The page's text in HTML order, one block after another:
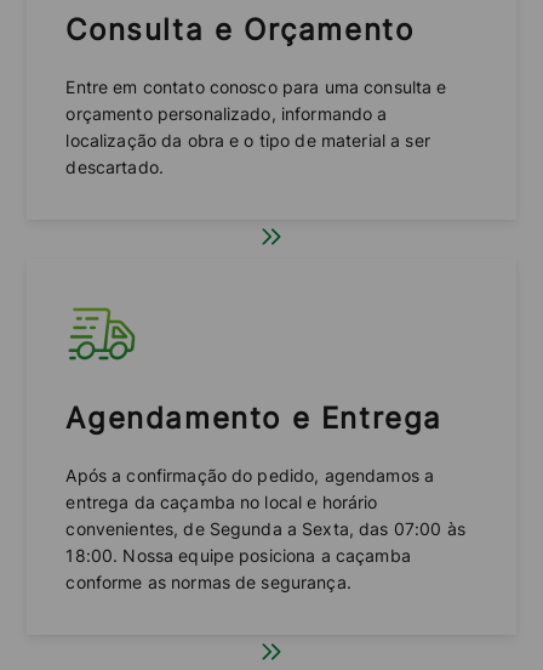
Consulta e Orçamento
Entre em contato conosco para uma consulta e
orçamento personalizado, informando a
localização da obra e o tipo de material a ser
descartado.
Agendamento e Entrega
Após a confirmação do pedido, agendamos a
entrega da caçamba no local e horário
convenientes, de Segunda a Sexta, das 07:00 às
18:00. Nossa equipe posiciona a caçamba
conforme as normas de segurança.